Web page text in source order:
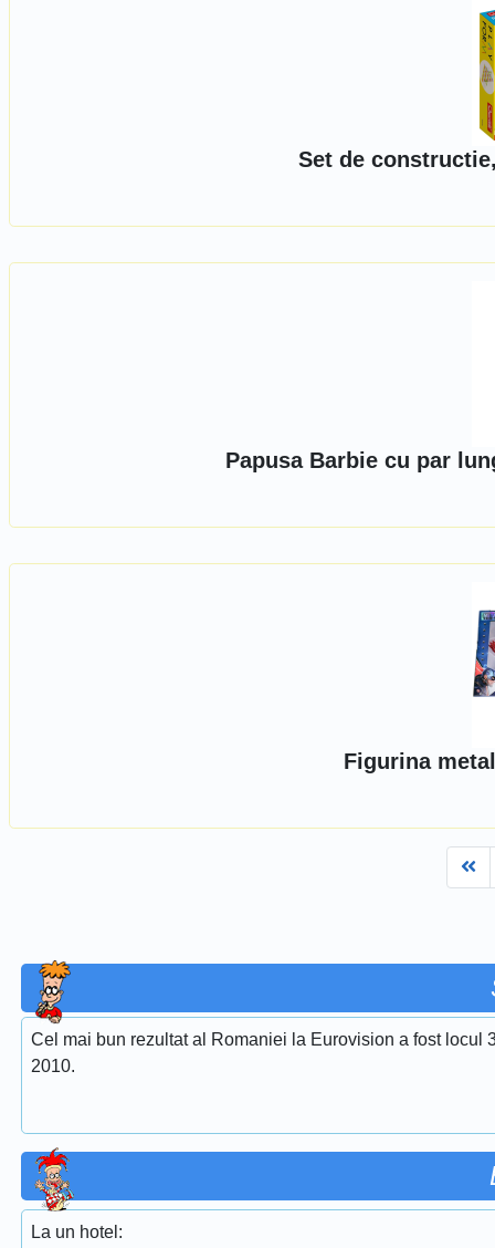
Set de
Papusa Barbie cu par
Figurina
Cel mai bun rezultat al Romaniei la Eurovision a fost
2010.
La un hotel: